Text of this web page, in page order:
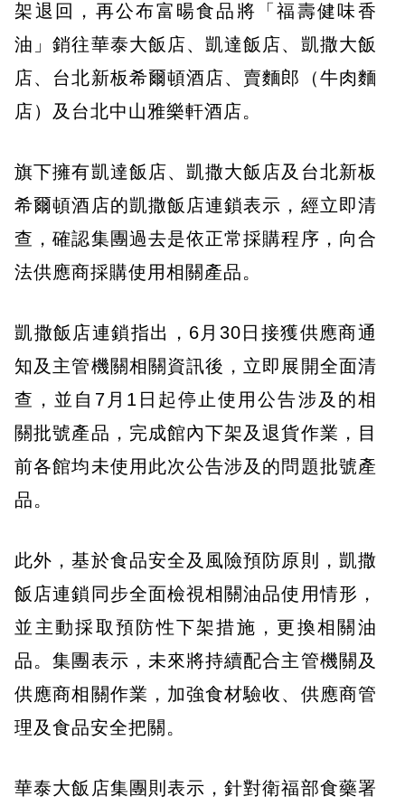
架退回，再公布富暘食品將「福壽健味香
油」銷往華泰大飯店、凱達飯店、凱撒大飯
店、台北新板希爾頓酒店、賣麵郎（牛肉麵
店）及台北中山雅樂軒酒店。
旗下擁有凱達飯店、凱撒大飯店及台北新板
希爾頓酒店的凱撒飯店連鎖表示，經立即清
查，確認集團過去是依正常採購程序，向合
法供應商採購使用相關產品。
凱撒飯店連鎖指出，6月30日接獲供應商通
知及主管機關相關資訊後，立即展開全面清
查，並自7月1日起停止使用公告涉及的相
關批號產品，完成館內下架及退貨作業，目
前各館均未使用此次公告涉及的問題批號產
品。
此外，基於食品安全及風險預防原則，凱撒
飯店連鎖同步全面檢視相關油品使用情形，
並主動採取預防性下架措施，更換相關油
品。集團表示，未來將持續配合主管機關及
供應商相關作業，加強食材驗收、供應商管
理及食品安全把關。
華泰大飯店集團則表示，針對衛福部食藥署